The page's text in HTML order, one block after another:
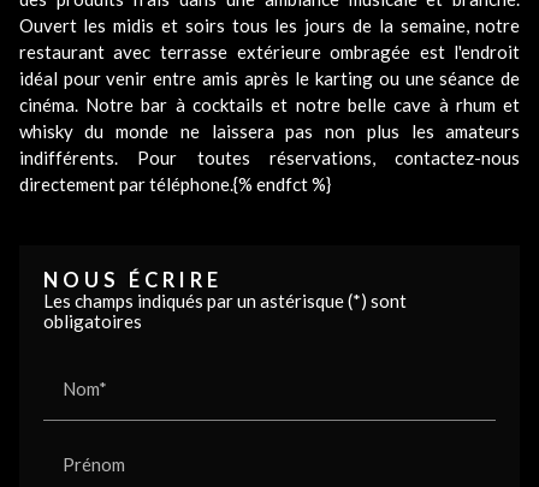
Ouvert les midis et soirs tous les jours de la semaine, notre
restaurant avec terrasse extérieure ombragée est l'endroit
idéal pour venir entre amis après le karting ou une séance de
cinéma. Notre bar à cocktails et notre belle cave à rhum et
whisky du monde ne laissera pas non plus les amateurs
indifférents. Pour toutes réservations, contactez-nous
directement par téléphone.{% endfct %}
NOUS ÉCRIRE
Les champs indiqués par un astérisque (*) sont
obligatoires
Nom*
Prénom